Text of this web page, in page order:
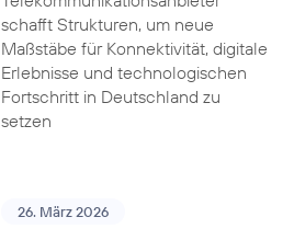
schafft Strukturen, um neue
Maßstäbe für Konnektivität, digitale
Erlebnisse und technologischen
Fortschritt in Deutschland zu
setzen
26. März 2026